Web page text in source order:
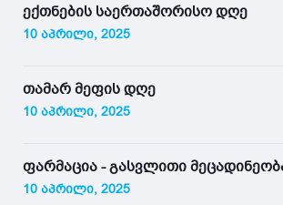
ექთნების საერთაშორისო დღე
10 აპრილი, 2025
თამარ მეფის დღე
10 აპრილი, 2025
ფარმაცია - გასვლითი
10 აპრილი, 2025